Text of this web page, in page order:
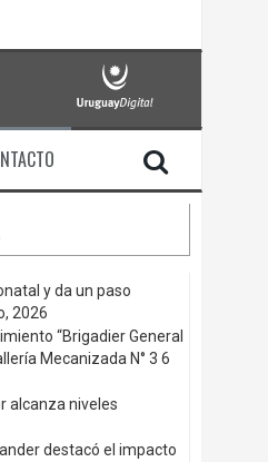
y da un paso
2026
“Brigadier General
Mecanizada N° 3 6
alcanza niveles
destacó el impacto